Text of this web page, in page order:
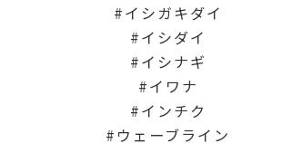
イシガキダイ
イシダイ
イシナギ
イワナ
インチク
ウェーブライン